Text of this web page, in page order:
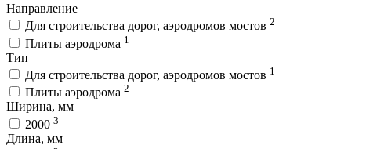
Направление
Для строительства дорог, аэродромов мостов 2
Плиты аэродрома 1
Тип
Для строительства дорог, аэродромов мостов 1
Плиты аэродрома 2
Ширина, мм
2000 3
Длина, мм